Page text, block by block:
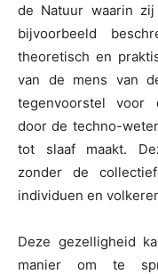
de Natuur waarin
bijvoorbeeld
theoretisch en
van de mens van
tegenvoorstel voor
door de techno-
tot slaaf maakt.
zonder de
individuen en
Deze gezelligheid
manier om te